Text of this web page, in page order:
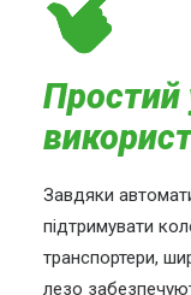
Простий
Завдяки
підтримувати
транспортери,
лезо